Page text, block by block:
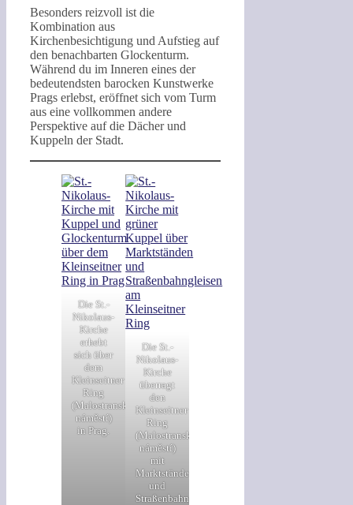
Besonders reizvoll ist die
Kombination aus
Kirchenbesichtigung und Aufstieg auf
den benachbarten Glockenturm.
Während du im Inneren eines der
bedeutendsten barocken Kunstwerke
Prags erlebst, eröffnet sich vom Turm
aus eine vollkommen andere
Perspektive auf die Dächer und
Kuppeln der Stadt.
Die St.-
Nikolaus-
Kirche
erhebt
sich über
dem
Kleinseitner
Ring
(Malostranské
náměstí)
in Prag.
Die St.-
Nikolaus-
Kirche
überragt
den
Kleinseitner
Ring
(Malostranské
náměstí)
mit
Marktständen
und
Straßenbahngleisen.